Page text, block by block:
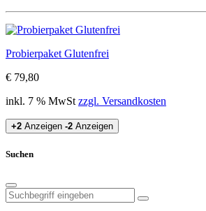
Probierpaket Glutenfrei
€ 79,80
inkl. 7 % MwSt zzgl. Versandkosten
+2 Anzeigen -2 Anzeigen
Suchen